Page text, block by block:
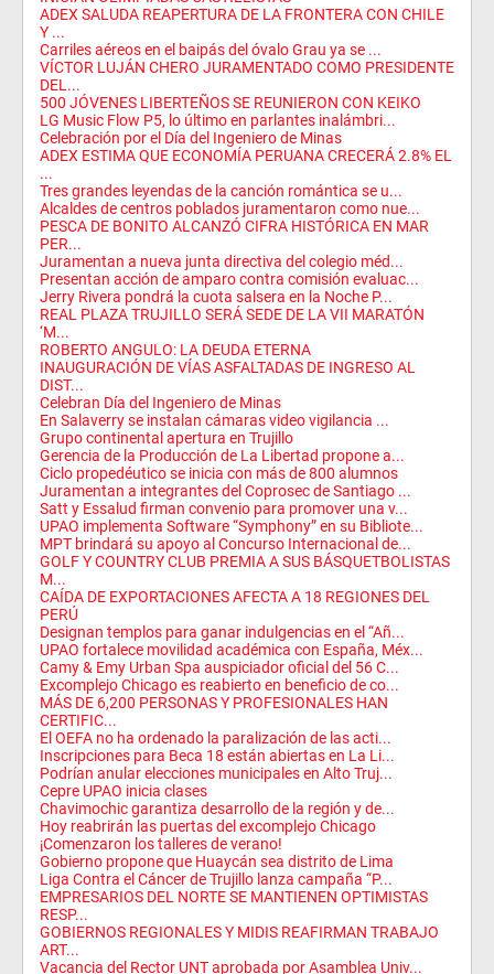
ADEX SALUDA REAPERTURA DE LA FRONTERA CON CHILE
Y ...
Carriles aéreos en el baipás del óvalo Grau ya se ...
VÍCTOR LUJÁN CHERO JURAMENTADO COMO PRESIDENTE
DEL...
500 JÓVENES LIBERTEÑOS SE REUNIERON CON KEIKO
LG Music Flow P5, lo último en parlantes inalámbri...
Celebración por el Día del Ingeniero de Minas
ADEX ESTIMA QUE ECONOMÍA PERUANA CRECERÁ 2.8% EL
...
Tres grandes leyendas de la canción romántica se u...
Alcaldes de centros poblados juramentaron como nue...
PESCA DE BONITO ALCANZÓ CIFRA HISTÓRICA EN MAR
PER...
Juramentan a nueva junta directiva del colegio méd...
Presentan acción de amparo contra comisión evaluac...
Jerry Rivera pondrá la cuota salsera en la Noche P...
REAL PLAZA TRUJILLO SERÁ SEDE DE LA VII MARATÓN
‘M...
ROBERTO ANGULO: LA DEUDA ETERNA
INAUGURACIÓN DE VÍAS ASFALTADAS DE INGRESO AL
DIST...
Celebran Día del Ingeniero de Minas
En Salaverry se instalan cámaras video vigilancia ...
Grupo continental apertura en Trujillo
Gerencia de la Producción de La Libertad propone a...
Ciclo propedéutico se inicia con más de 800 alumnos
Juramentan a integrantes del Coprosec de Santiago ...
Satt y Essalud firman convenio para promover una v...
UPAO implementa Software “Symphony” en su Bibliote...
MPT brindará su apoyo al Concurso Internacional de...
GOLF Y COUNTRY CLUB PREMIA A SUS BÁSQUETBOLISTAS
M...
CAÍDA DE EXPORTACIONES AFECTA A 18 REGIONES DEL
PERÚ
Designan templos para ganar indulgencias en el “Añ...
UPAO fortalece movilidad académica con España, Méx...
Camy & Emy Urban Spa auspiciador oficial del 56 C...
Excomplejo Chicago es reabierto en beneficio de co...
MÁS DE 6,200 PERSONAS Y PROFESIONALES HAN
CERTIFIC...
El OEFA no ha ordenado la paralización de las acti...
Inscripciones para Beca 18 están abiertas en La Li...
Podrían anular elecciones municipales en Alto Truj...
Cepre UPAO inicia clases
Chavimochic garantiza desarrollo de la región y de...
Hoy reabrirán las puertas del excomplejo Chicago
¡Comenzaron los talleres de verano!
Gobierno propone que Huaycán sea distrito de Lima
Liga Contra el Cáncer de Trujillo lanza campaña “P...
EMPRESARIOS DEL NORTE SE MANTIENEN OPTIMISTAS
RESP...
GOBIERNOS REGIONALES Y MIDIS REAFIRMAN TRABAJO
ART...
Vacancia del Rector UNT aprobada por Asamblea Univ...